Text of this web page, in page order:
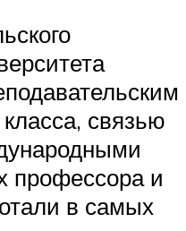
связью
профессора и
в самых